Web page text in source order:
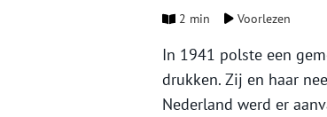
2 min Voorlezen
In 1941 polste een
drukken. Zij en haar
Nederland werd er